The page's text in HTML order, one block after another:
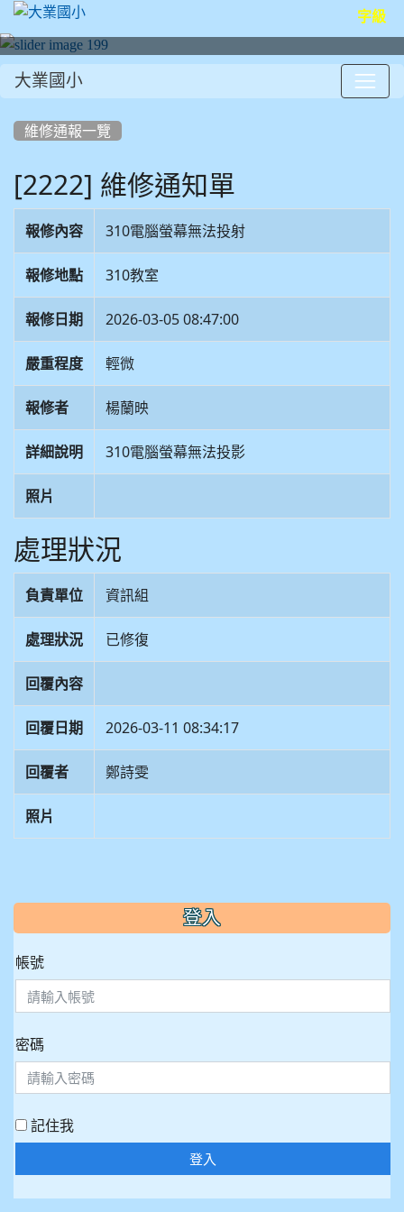
字級
大業國小
維修通報一覽
[2222] 維修通知單
報修內容 310電腦螢幕無法投射
報修地點 310教室
報修日期 2026-03-05 08:47:00
嚴重程度 輕微
報修者 楊蘭映
詳細說明 310電腦螢幕無法投影
照片
處理狀況
負責單位 資訊組
處理狀況 已修復
回覆內容
回覆日期 2026-03-11 08:34:17
回覆者 鄭詩雯
照片
::: 登入
帳號
密碼
記住我
登入